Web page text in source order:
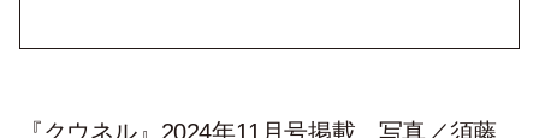
『クウネル』2024年11月号掲載 写真／須藤